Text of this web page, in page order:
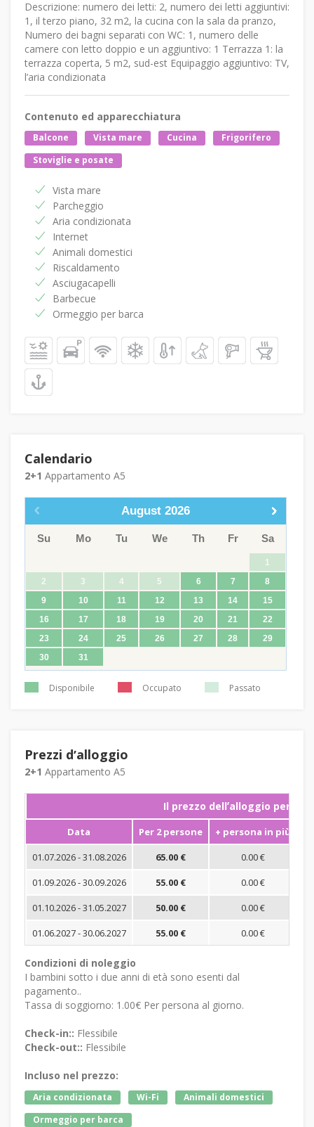
Descrizione: numero dei letti: 2, numero dei letti aggiuntivi:
1, il terzo piano, 32 m2, la cucina con la sala da pranzo,
Numero dei bagni separati con WC: 1, numero delle
camere con letto doppio e un aggiuntivo: 1 Terrazza 1: la
terrazza coperta, 5 m2, sud-est Equipaggio aggiuntivo: TV,
l’aria condizionata
Contenuto ed apparecchiatura
Balcone Vista mare Cucina
Frigorifero
Stoviglie e posate
Vista mare
Parcheggio
Aria condizionata
Internet
Animali domestici
Riscaldamento
Asciugacapelli
Barbecue
Ormeggio per barca
Calendario
2+1 Appartamento A5
August 2026
Su Mo Tu We Th Fr Sa
1
2
3 4 5 6 7
8
9
10 11 12 13 14
15
16
17 18 19 20 21
22
23
24 25 26 27 28
29
30
31
Disponibile Occupato Passato
Prezzi dʼalloggio
2+1 Appartamento A5
Il prezzo dellʼalloggio per
Data Per 2 persone + persona in più
01.07.2026 - 31.08.2026
65.00 €
0.00 €
01.09.2026 - 30.09.2026
55.00 €
0.00 €
01.10.2026 - 31.05.2027
50.00 €
0.00 €
01.06.2027 - 30.06.2027
55.00 € 0.00 €
Condizioni di noleggio
I bambini sotto i due anni di età sono esenti dal
pagamento..
Tassa di soggiorno: 1.00€ Per persona al giorno.
Check-in:: Flessibile
Check-out:: Flessibile
Incluso nel prezzo:
Aria condizionata Wi-Fi
Animali domestici
Ormeggio per barca